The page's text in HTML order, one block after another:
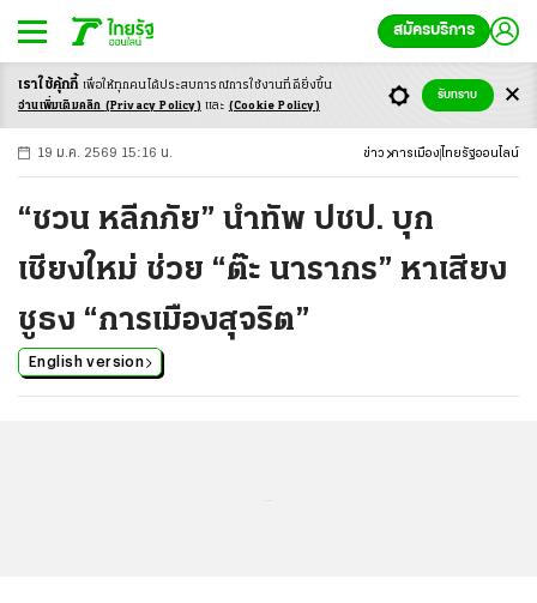
สมัครบริการ
-ก ก ก+
19 ม.ค. 2569 15:16 น. ข่าว การเมือง ไทยรัฐออนไลน์
“ชวน หลีกภัย” นำทัพ ปชป. บุก
เชียงใหม่ ช่วย “ต๊ะ นารากร” หาเสียง
ชูธง “การเมืองสุจริต”
English version
เราใช้คุ้กกี้ เพื่อให้ทุกคนได้ประสบการณ์การใช้งานที่ดียิ่งขึ้น
อ่านเพิ่มเติมคลิก (Privacy Policy) และ (Cookie Policy)
รับทราบ